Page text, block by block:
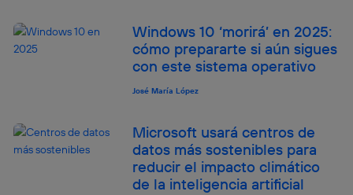
Windows 10 ‘morirá’ en 2025:
cómo prepararte si aún sigues
con este sistema operativo
José María López
Microsoft usará centros de
datos más sostenibles para
reducir el impacto climático
de la inteligencia artificial
la política de privacidad de Utiq.